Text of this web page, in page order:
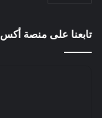
تابعنا على منصة أكس